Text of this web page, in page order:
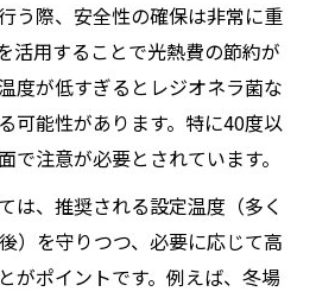
う際、安全性の確保は非常に重
活用することで光熱費の節約が
度が低すぎるとレジオネラ菌な
可能性があります。特に40度以
で注意が必要とされています。
は、推奨される設定温度（多く
）を守りつつ、必要に応じて高
がポイントです。例えば、冬場